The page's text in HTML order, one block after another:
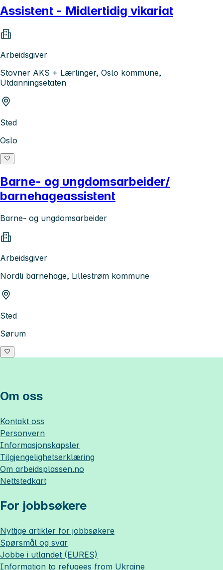
Assistent - Midlertidig vikariat
Arbeidsgiver
Stovner AKS + Lærlinger, Oslo kommune,
Utdanningsetaten
Sted
Oslo
Barne- og ungdomsarbeider/
barnehageassistent
Barne- og ungdomsarbeider
Arbeidsgiver
Nordli barnehage, Lillestrøm kommune
Sted
Sørum
Om oss
Kontakt oss
Personvern
Informasjonskapsler
Tilgjengelighetserklæring
Om arbeidsplassen.no
Nettstedkart
For jobbsøkere
Nyttige artikler for jobbsøkere
Spørsmål og svar
Jobbe i utlandet (EURES)
Information to refugees from Ukraine